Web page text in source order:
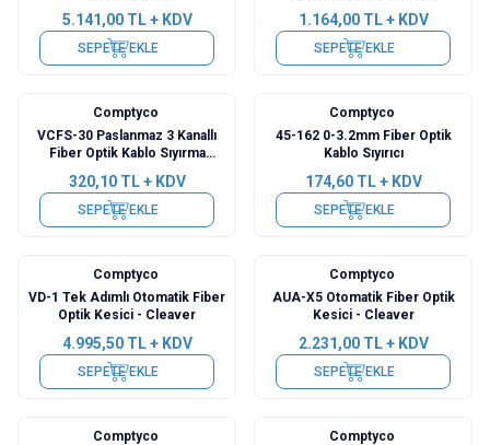
5.141,00TL + KDV
SEPETE EKLE
1.164,00TL + KDV
SEPETE EKLE
Comptyco
VCFS-30 Paslanmaz 3 Kanallı
Fiber Optik Kablo Sıyırma
320,10TL + KDV
SEPETE EKLE
Comptyco
45-162 0-3.2mm Fiber Optik
Kablo Sıyırıcı
174,60TL + KDV
SEPETE EKLE
Comptyco
VD-1 Tek Adımlı Otomatik Fiber
Optik Kesici - Cleaver
4.995,50TL + KDV
SEPETE EKLE
Comptyco
AUA-X5 Otomatik Fiber Optik
Kesici - Cleaver
2.231,00TL + KDV
SEPETE EKLE
Comptyco
Comptyco